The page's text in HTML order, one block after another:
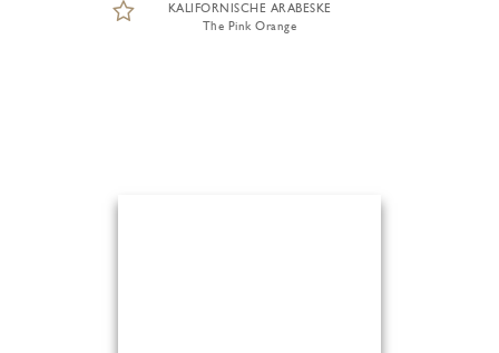
KALIFORNISCHE ARABESKE
The Pink Orange